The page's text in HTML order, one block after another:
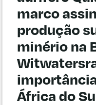
marco
produção
minério na
África do